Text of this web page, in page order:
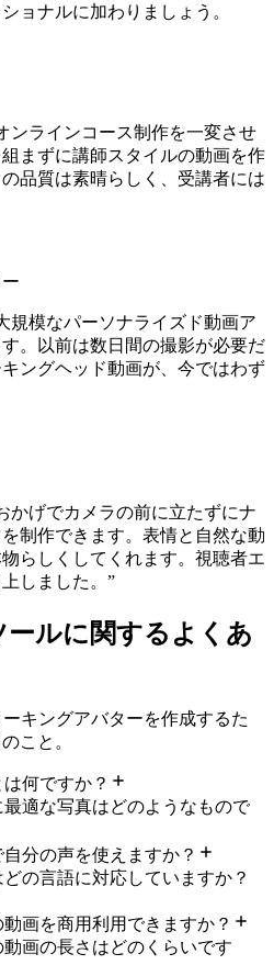
ョナルに加わりましょう。
ンラインコース制作を一変させ
まずに講師スタイルの動画を作
品質は素晴らしく、受講者には
規模なパーソナライズド動画ア
。以前は数日間の撮影が必要だ
ングヘッド動画が、今ではわず
かげでカメラの前に立たずにナ
制作できます。表情と自然な動
らしくしてくれます。視聴者エ
しました。 ”
ルに関するよくあ
キングアバターを作成するた
こと。
何ですか？
適な写真はどのようなもので
分の声を使えますか？
の言語に対応していますか？
画を商用利用できますか？
画の長さはどのくらいです